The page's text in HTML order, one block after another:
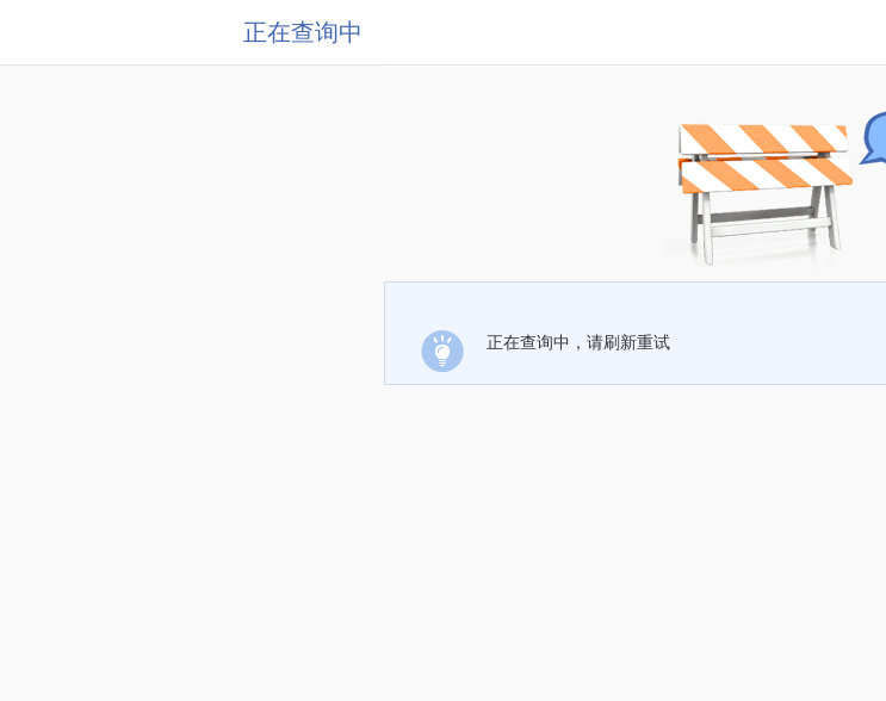
正在查询中
正在查询中，请刷新重试